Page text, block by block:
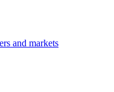
and markets